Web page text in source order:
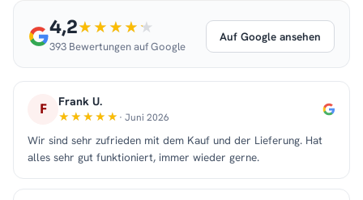
4,2
393 Bewertungen auf Google
Auf Google ansehen
F Frank U.
· Juni 2026
Wir sind sehr zufrieden mit dem Kauf und der Lieferung. Hat
alles sehr gut funktioniert, immer wieder gerne.